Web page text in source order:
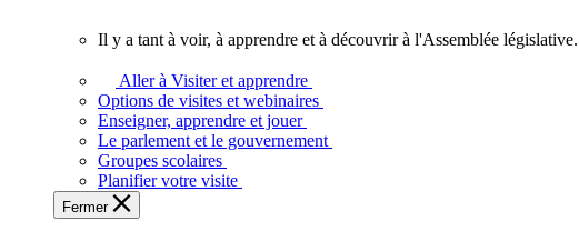
voir,
apprendre
et
Il y a tant à voir, à apprendre et à découvrir à l'Assemblée législative.
Aller à Visiter et apprendre
Options de visites et webinaires
Enseigner, apprendre et jouer
Le parlement et le gouvernement
Groupes scolaires
Planifier votre visite
Fermer